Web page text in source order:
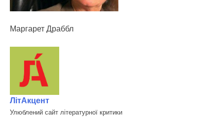
Маргарет Драббл
ЛітАкцент
Улюблений сайт літературної критики